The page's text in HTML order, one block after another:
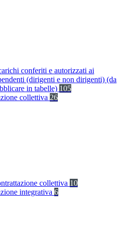
conferiti e autorizzati ai
(dirigenti e non dirigenti) (da
in tabelle) 105
collettiva 26
collettiva 10
integrativa 6